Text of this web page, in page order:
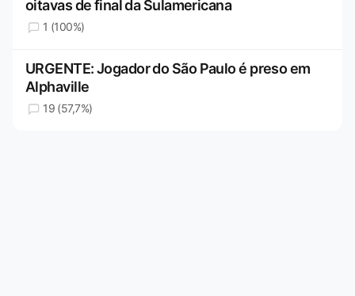
oitavas de final da Sulamericana
1 (100%)
URGENTE: Jogador do São Paulo é preso em
Alphaville
19 (57,7%)